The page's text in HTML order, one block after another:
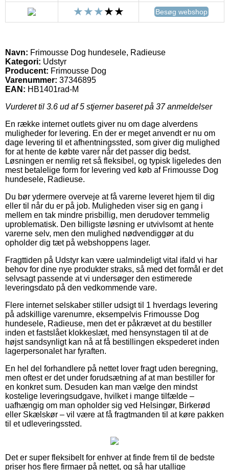
Besøg webshop
Navn: Frimousse Dog hundesele, Radieuse
Kategori: Udstyr
Producent: Frimousse Dog
Varenummer: 37346895
EAN: HB1401rad-M
Vurderet til 3.6 ud af 5 stjerner baseret på 37anmeldelser
En række internet outlets giver nu om dage alverdens
muligheder for levering. En der er meget anvendt er nu om
dage levering til et afhentningssted, som giver dig mulighed
for at hente de købte varer når det passer dig bedst.
Løsningen er nemlig ret så fleksibel, og typisk ligeledes den
mest betalelige form for levering ved køb af Frimousse Dog
hundesele, Radieuse.
Du bør ydermere overveje at få varerne leveret hjem til dig
eller til når du er på job. Muligheden viser sig en gang i
mellem en tak mindre prisbillig, men derudover temmelig
uproblematisk. Den billigste løsning er utvivlsomt at hente
varerne selv, men den mulighed nødvendiggør at du
opholder dig tæt på webshoppens lager.
Fragttiden på Udstyr kan være ualmindeligt vital ifald vi har
behov for dine nye produkter straks, så med det formål er det
selvsagt passende at vi undersøger den estimerede
leveringsdato på den vedkommende vare.
Flere internet selskaber stiller udsigt til 1 hverdags levering
på adskillige varenumre, eksempelvis Frimousse Dog
hundesele, Radieuse, men det er påkrævet at du bestiller
inden et fastslået klokkeslæt, med hensynstagen til at de
højst sandsynligt kan nå at få bestillingen ekspederet inden
lagerpersonalet har fyraften.
En hel del forhandlere på nettet lover fragt uden beregning,
men oftest er det under forudsætning af at man bestiller for
en konkret sum. Desuden kan man vælge den mindst
kostelige leveringsudgave, hvilket i mange tilfælde –
uafhængig om man opholder sig ved Helsingør, Birkerød
eller Skælskør – vil være at få fragtmanden til at køre pakken
til et udleveringssted.
Det er super fleksibelt for enhver at finde frem til de bedste
priser hos flere firmaer på nettet, og så har utallige